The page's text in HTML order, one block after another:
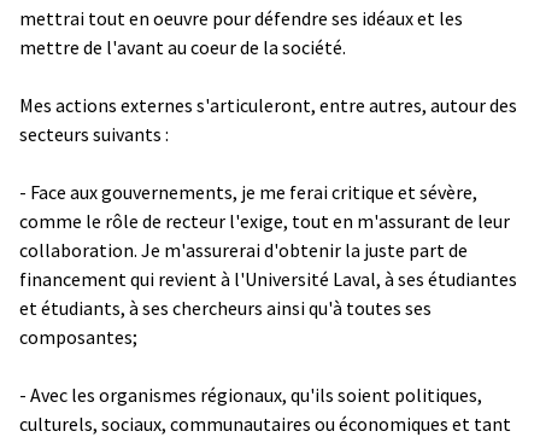
mettrai tout en oeuvre pour défendre ses idéaux et les
mettre de l'avant au coeur de la société.
Mes actions externes s'articuleront, entre autres, autour des
secteurs suivants :
- Face aux gouvernements, je me ferai critique et sévère,
comme le rôle de recteur l'exige, tout en m'assurant de leur
collaboration. Je m'assurerai d'obtenir la juste part de
financement qui revient à l'Université Laval, à ses étudiantes
et étudiants, à ses chercheurs ainsi qu'à toutes ses
composantes;
- Avec les organismes régionaux, qu'ils soient politiques,
culturels, sociaux, communautaires ou économiques et tant